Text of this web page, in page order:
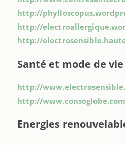
http://
http://
http://
Santé et mode de vie
http://
http://
Energies